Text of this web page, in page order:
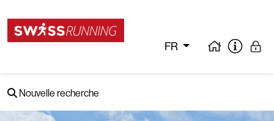
FR
Nouvelle recherche